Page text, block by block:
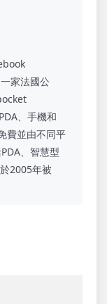
家法國公
、手機和
費並由不同平
、智慧型
2005年被